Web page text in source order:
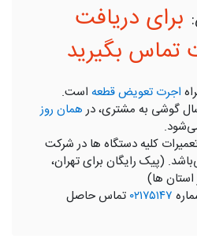
برای دریافت
تماس بگیرید
اجرت تعویض قطعه است.
گوشی به مشتری، درهمان روز
کلیه دستگاه ها در شرکت
(پیک رایگان برای تهران،
ها)
۰۲۱۷۵۱۴۷ تماس حاصل